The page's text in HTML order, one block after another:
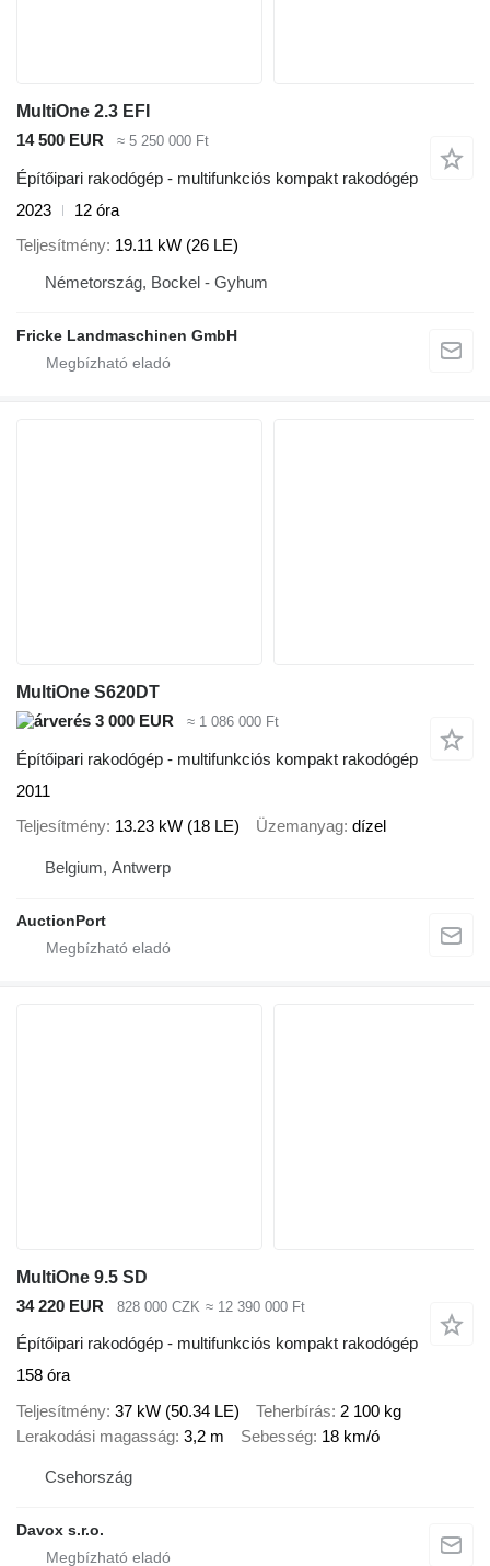
MultiOne 2.3 EFI
14 500 EUR
≈ 5 250 000 Ft
Építőipari rakodógép - multifunkciós kompakt rakodógép
2023
12 óra
Teljesítmény 19.11 kW (26 LE)
Németország, Bockel - Gyhum
Fricke Landmaschinen GmbH
MultiOne S620DT
3 000 EUR
≈ 1 086 000 Ft
Építőipari rakodógép - multifunkciós kompakt rakodógép
2011
Teljesítmény 13.23 kW (18 LE) Üzemanyag dízel
Belgium, Antwerp
AuctionPort
MultiOne 9.5 SD
34 220 EUR
828 000 CZK ≈ 12 390 000 Ft
Építőipari rakodógép - multifunkciós kompakt rakodógép
158 óra
Teljesítmény 37 kW (50.34 LE) Teherbírás 2 100 kg
Lerakodási magasság 3,2 m Sebesség 18 km/ó
Csehország
Davox s.r.o.